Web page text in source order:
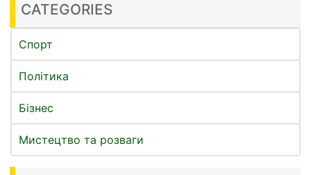
CATEGORIES
Спорт
Політика
Бізнес
Мистецтво та розваги